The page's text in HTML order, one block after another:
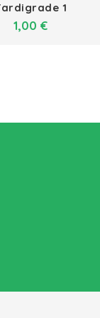
1
Prix
1,00 €